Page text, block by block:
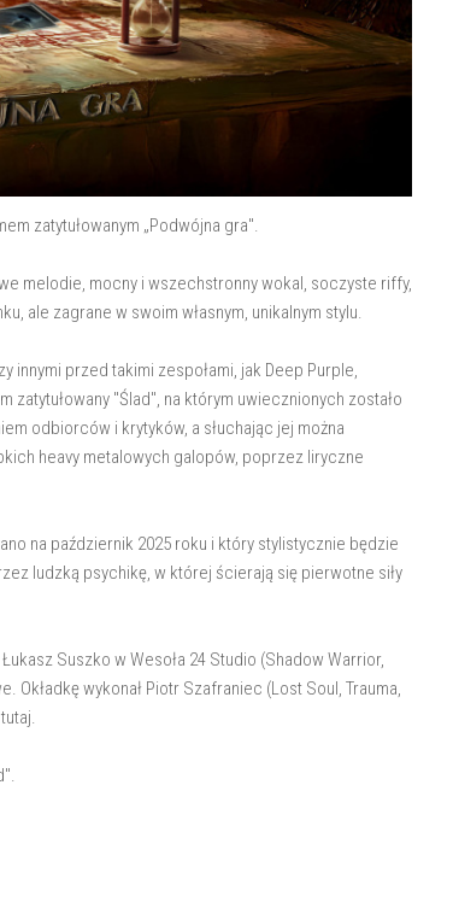
zatytułowanym „Podwójna gra".
melodie, mocny i wszechstronny wokal, soczyste riffy,
ale zagrane w swoim własnym, unikalnym stylu.
innymi przed takimi zespołami, jak Deep Purple,
zatytułowany "Ślad", na którym uwiecznionych zostało
odbiorców i krytyków, a słuchając jej można
heavy metalowych galopów, poprzez liryczne
na październik 2025 roku i który stylistycznie będzie
ludzką psychikę, w której ścierają się pierwotne siły
Suszko w Wesoła 24 Studio (Shadow Warrior,
Okładkę wykonał Piotr Szafraniec (Lost Soul, Trauma,